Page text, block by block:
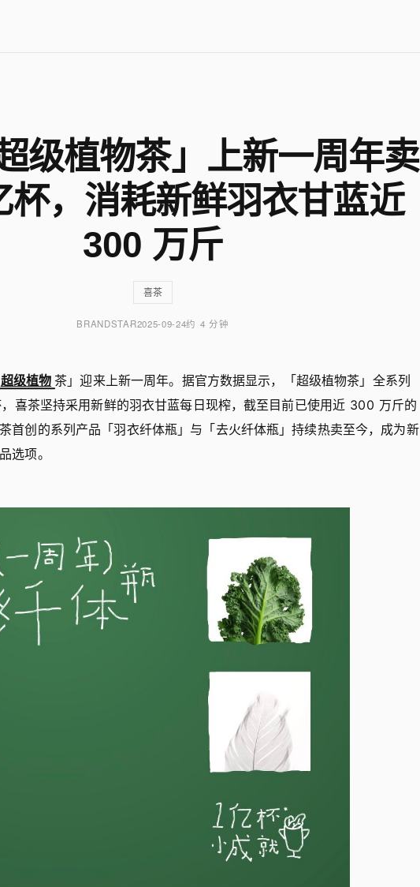
级植物茶」上新一周年卖
杯，消耗新鲜羽衣甘蓝近
300 万斤
喜茶
BRANDSTAR2025-09-24约 4 分钟
超级植物 茶」迎来上新一周年。据官方数据显示，「超级植物茶」全系列
喜茶坚持采用新鲜的羽衣甘蓝每日现榨，截至目前已使用近 300 万斤的
首创的系列产品「羽衣纤体瓶」与「去火纤体瓶」持续热卖至今，成为新
选项。